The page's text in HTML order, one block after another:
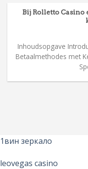
Bij Rolletto Casino
Inhoudsopgave
Betaalmethodes met
1вин зеркало
leovegas casino